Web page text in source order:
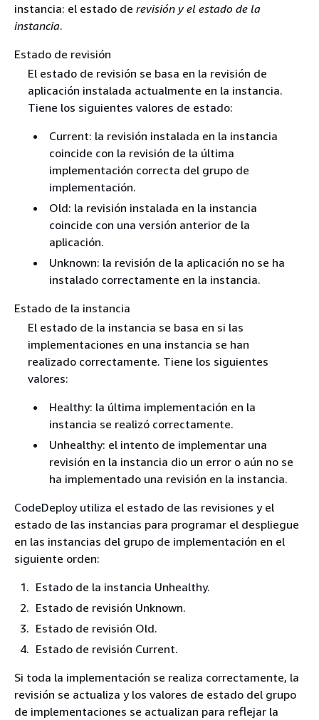
instancia: el estado de revisión y el estado de la
instancia.
Estado de revisión
El estado de revisión se basa en la revisión de
aplicación instalada actualmente en la instancia.
Tiene los siguientes valores de estado:
Current: la revisión instalada en la instancia
coincide con la revisión de la última
implementación correcta del grupo de
implementación.
Old: la revisión instalada en la instancia
coincide con una versión anterior de la
aplicación.
Unknown: la revisión de la aplicación no se ha
instalado correctamente en la instancia.
Estado de la instancia
El estado de la instancia se basa en si las
implementaciones en una instancia se han
realizado correctamente. Tiene los siguientes
valores:
Healthy: la última implementación en la
instancia se realizó correctamente.
Unhealthy: el intento de implementar una
revisión en la instancia dio un error o aún no se
ha implementado una revisión en la instancia.
CodeDeploy utiliza el estado de las revisiones y el
estado de las instancias para programar el despliegue
en las instancias del grupo de implementación en el
siguiente orden:
Estado de la instancia Unhealthy.
Estado de revisión Unknown.
Estado de revisión Old.
Estado de revisión Current.
Si toda la implementación se realiza correctamente, la
revisión se actualiza y los valores de estado del grupo
de implementaciones se actualizan para reflejar la